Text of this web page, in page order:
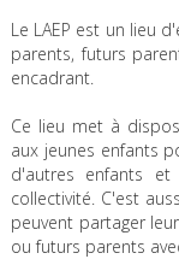
Le LAEP est un lieu
parents, futurs
encadrant.
Ce lieu met à
aux jeunes enfants
d'autres enfants
collectivité. C'est
peuvent partager
ou futurs parents